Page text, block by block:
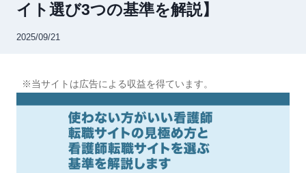
イト選び3つの基準を解説】
2025/09/21
※当サイトは広告による収益を得ています。